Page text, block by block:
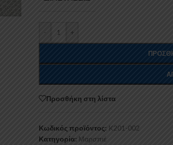
- +
Προσθήκη στη λίστα
Κωδικός προϊόντος: K201-002
Κατηγορία: Μαρσπιέ